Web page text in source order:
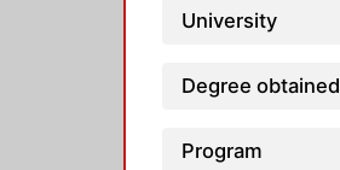
University
Degree obtained
Program